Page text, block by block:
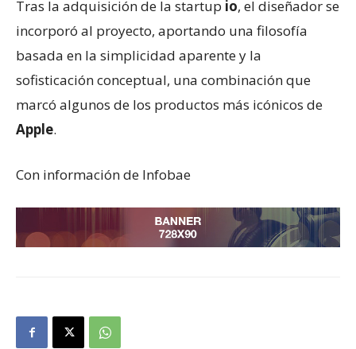
Tras la adquisición de la startup io, el diseñador se
incorporó al proyecto, aportando una filosofía
basada en la simplicidad aparente y la
sofisticación conceptual, una combinación que
marcó algunos de los productos más icónicos de
Apple.
Con información de Infobae